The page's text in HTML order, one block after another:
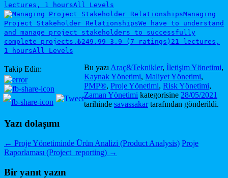
lectures, 1 hoursAll Levels
Managing
Project Stakeholder RelationshipsWe have to understand
and manage project stakeholders to successfully
complete projects. ₺249.99 3.9 (7 ratings) 21 lectures,
1 hoursAll Levels
Takip Edin: Bu yazı Araç&Teknikler, İletişim Yönetimi,
Kaynak Yönetimi, Maliyet Yönetimi,
PMP®, Proje Yönetimi, Risk Yönetimi,
Zaman Yönetimi kategorisine 28/05/2021
tarihinde savassakartarafından gönderildi.
Yazı dolaşımı
← Proje Yönetiminde Ürün Analizi (Product Analysis) Proje
Raporlaması (Project reporting) →
Bir yanıt yazın